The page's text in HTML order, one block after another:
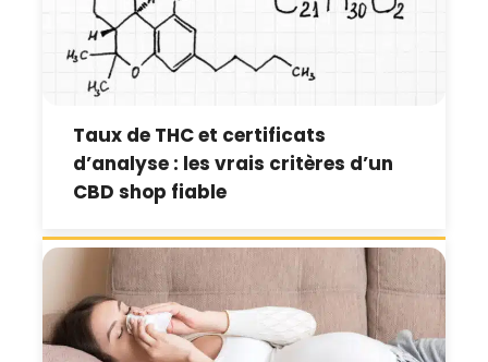
Taux de THC et certificats
d’analyse : les vrais critères d’un
CBD shop fiable